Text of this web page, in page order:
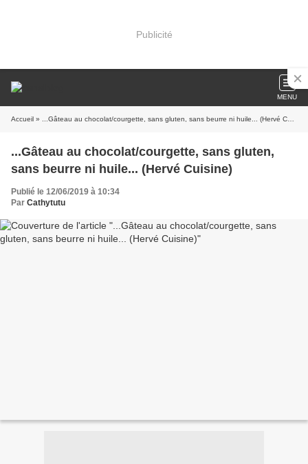
Publicité
MENU
Accueil » ...Gâteau au chocolat/courgette, sans gluten, sans beurre ni huile... (Hervé Cuisine)
...Gâteau au chocolat/courgette, sans gluten,
sans beurre ni huile... (Hervé Cuisine)
Publié le 12/06/2019 à 10:34
Par Cathytutu